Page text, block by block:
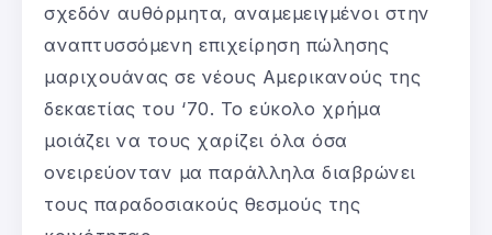
σχεδόν αυθόρμητα, αναμεμειγμένοι στην
αναπτυσσόμενη επιχείρηση πώλησης
μαριχουάνας σε νέους Αμερικανούς της
δεκαετίας του ‘70. Το εύκολο χρήμα
μοιάζει να τους χαρίζει όλα όσα
ονειρεύονταν μα παράλληλα διαβρώνει
τους παραδοσιακούς θεσμούς της